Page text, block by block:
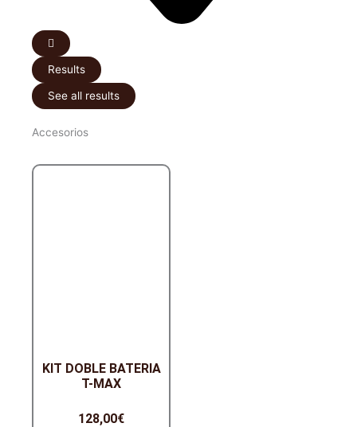
Results
See all results
Accesorios
KIT DOBLE BATERIA
T-MAX
128,00€